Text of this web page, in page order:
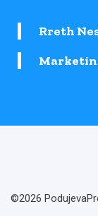
Rreth
©2026